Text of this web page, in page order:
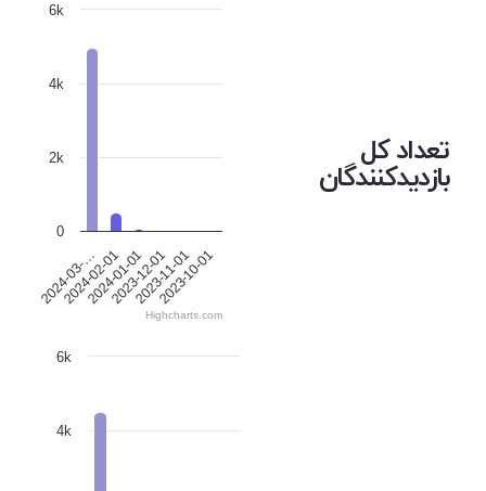
تعداد کل
بازدیدکنندگان
2024-03-…2024-01-012023-11-01
2024-02-012023-12-012023-10-01
0
2k
4k
6k
Highcharts.com
4k
6k